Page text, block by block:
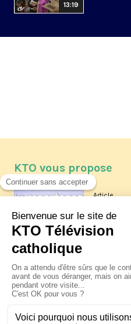
13:19
KTO vous propose
Article
Les
La visite
XIV à
jeudi 6
Le pape